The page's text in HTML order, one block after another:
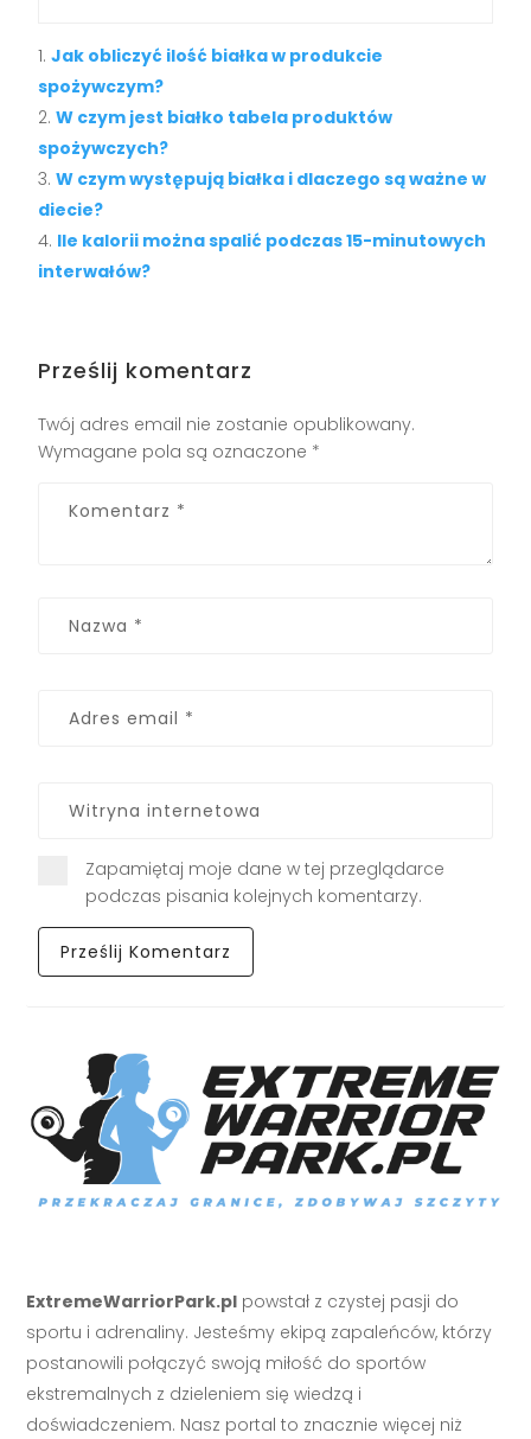
Jak obliczyć ilość białka w produkcie
spożywczym?
W czym jest białko tabela produktów
spożywczych?
W czym występują białka i dlaczego są ważne w
diecie?
Ile kalorii można spalić podczas 15-minutowych
interwałów?
Prześlij komentarz
Twój adres email nie zostanie opublikowany.
Wymagane pola są oznaczone *
Zapamiętaj moje dane w tej przeglądarce
podczas pisania kolejnych komentarzy.
ExtremeWarriorPark.pl powstał z czystej pasji do
sportu i adrenaliny. Jesteśmy ekipą zapaleńców, którzy
postanowili połączyć swoją miłość do sportów
ekstremalnych z dzieleniem się wiedzą i
doświadczeniem. Nasz portal to znacznie więcej niż